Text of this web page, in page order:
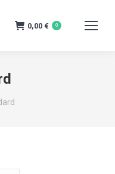
0,00 € 0
sich hier: